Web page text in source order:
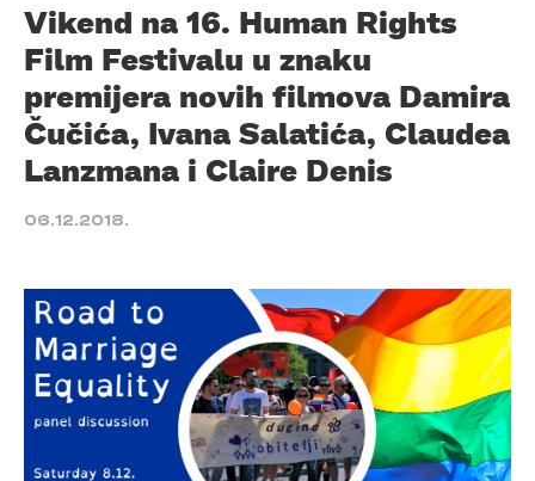
Vikend na 16. Human Rights
Film Festivalu u znaku
premijera novih filmova Damira
Čučića, Ivana Salatića, Claudea
Lanzmana i Claire Denis
06.12.2018.